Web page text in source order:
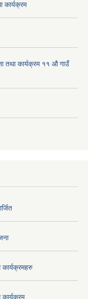
कार्यक्रम
तथा कार्यक्रम ११ औ गाउँ
कार्यक्रमहरु